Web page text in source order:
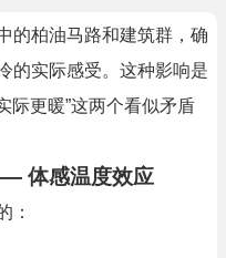
的柏油马路和建筑群，确
的实际感受。这种影响是
际更暖”这两个看似矛盾
体感温度效应
：